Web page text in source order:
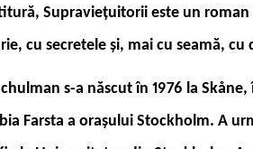
Supraviețuitorii este un
cu secretele și, mai cu seamă, cu
s-a născut în 1976 la
Farsta a orașului Stockholm. A